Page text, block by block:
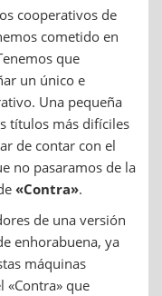
cooperativos de
cometido en
que
un único e
Una pequeña
títulos más difíciles
de contar con el
no pasaramos de la
«Contra».
de una versión
enhorabuena, ya
máquinas
«Contra» que